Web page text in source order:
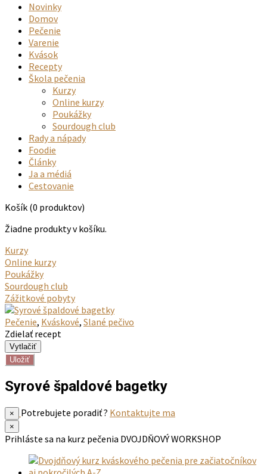
Novinky
Domov
Pečenie
Varenie
Kvások
Recepty
Škola pečenia
Kurzy
Online kurzy
Poukážky
Sourdough club
Rady a nápady
Foodie
Články
Ja a médiá
Cestovanie
Košík (0 produktov)
Žiadne produkty v košíku.
Kurzy
Online kurzy
Poukážky
Sourdough club
Zážitkové pobyty
Pečenie, Kváskové, Slané pečivo
Zdielať recept
Uložiť
Syrové špaldové bagetky
× Potrebujete poradiť ? Kontaktujte ma
×
Prihláste sa na kurz pečenia DVOJDŇOVÝ WORKSHOP